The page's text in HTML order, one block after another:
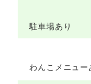
駐車場あり
わんこメニュー